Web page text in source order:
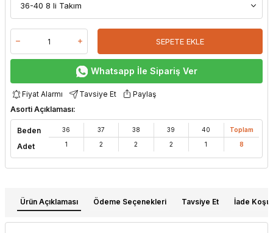
SEPETE EKLE
Whatsapp İle Sipariş Ver
Fiyat Alarmı Tavsiye Et
Paylaş
Asorti Açıklaması:
Beden
Adet
36
1
37
2
38
2
39
2
40
1
Toplam
8
Ürün Açıklaması Ödeme Seçenekleri Tavsiye Et İade